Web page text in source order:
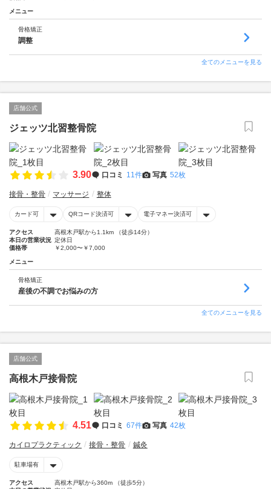
メニュー
骨格矯正
調整
全てのメニューを見る
店舗公式
ジェッツ北習整骨院
3.90 口コミ 11件 写真 52枚
接骨・整骨 マッサージ 整体
カード可 QRコード決済可 電子マネー決済可
アクセス
高根木戸駅から1.1km （徒歩14分）
本日の営業状況 定休日
価格帯
￥2,000〜￥7,000
メニュー
骨格矯正
産後の不調でお悩みの方
全てのメニューを見る
店舗公式
高根木戸接骨院
4.51 口コミ 67件 写真 42枚
カイロプラクティック 接骨・整骨 鍼灸
駐車場有
アクセス
高根木戸駅から360m （徒歩5分）